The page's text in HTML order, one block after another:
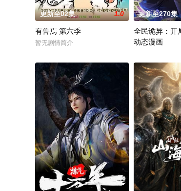
更新至02集 1.0
有兽焉 第六季
暂无剧情简介
更新至270集
全民诡异：开
动态漫画